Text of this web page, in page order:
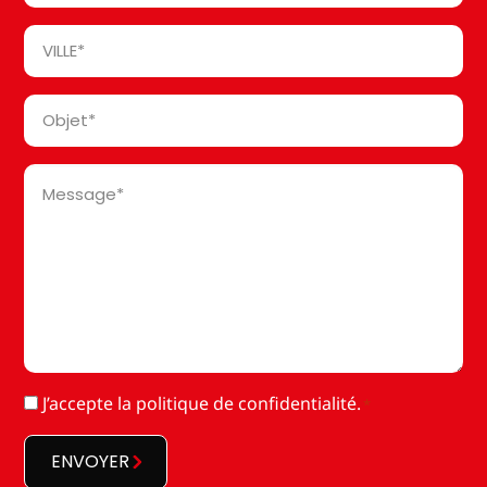
*
Ville
Objet
Message
RGPD
J’accepte la politique de confidentialité. *
ENVOYER